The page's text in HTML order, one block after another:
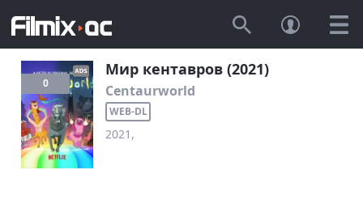
0
Мир кентавров (2021)
Centaurworld
WEB-DL
2021,